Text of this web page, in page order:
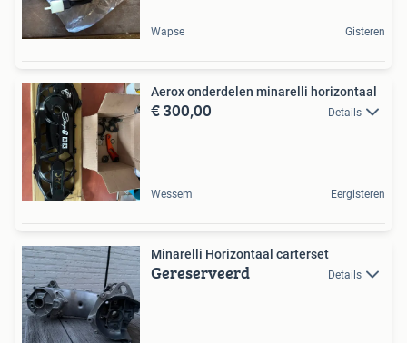
Wapse Gisteren
Aerox onderdelen minarelli horizontaal
€ 300,00 Details
Wessem Eergisteren
Minarelli Horizontaal carterset
Gereserveerd Details